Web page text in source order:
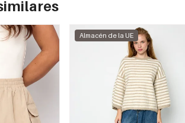
Almacén de la UE